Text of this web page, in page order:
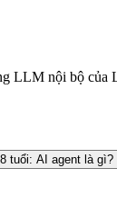
LLM nội bộ
tuổi: AI agent là gì?